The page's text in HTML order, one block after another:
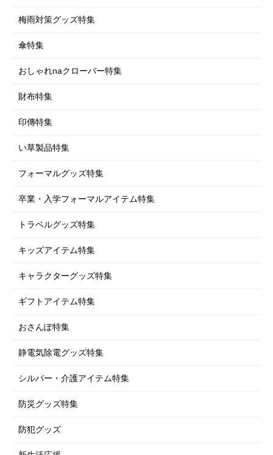
EM-X 備長炭
衛生用品
梅雨対策グッズ特集
傘特集
おしゃれnaクローバー特集
財布特集
印傳特集
い草製品特集
フォーマルグッズ特集
卒業・入学フォーマルアイテム特集
トラベルグッズ特集
キッズアイテム特集
キャラクターグッズ特集
ギフトアイテム特集
おさんぽ特集
静電気除電グッズ特集
シルバー・介護アイテム特集
防災グッズ特集
防犯グッズ